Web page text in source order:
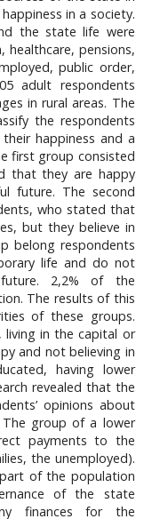
in a society.
the state life were
pensions,
public order,
adult respondents
in rural areas. The
the respondents
happiness and a
first group consisted
that they are happy
future. The second
who stated that
but they believe in
belong respondents
life and do not
2,2% of the
The results of this
of these groups.
in the capital or
and not believing in
having lower
revealed that the
opinions about
group of a lower
payments to the
the unemployed).
of the population
of the state
finances for the